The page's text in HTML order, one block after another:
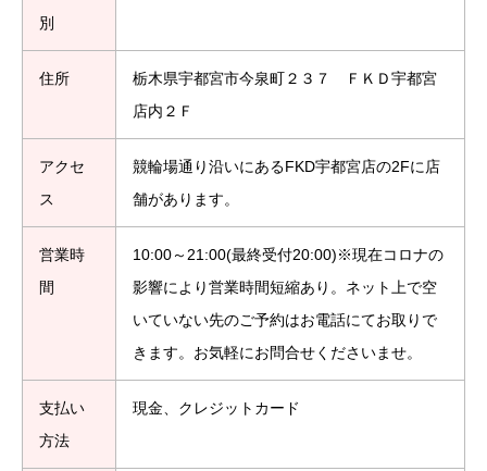
別
住所
栃木県宇都宮市今泉町２３７ ＦＫＤ宇都宮
店内２Ｆ
アクセ
ス
競輪場通り沿いにあるFKD宇都宮店の2Fに店
舗があります。
営業時
間
10:00～21:00(最終受付20:00)※現在コロナの
影響により営業時間短縮あり。ネット上で空
いていない先のご予約はお電話にてお取りで
きます。お気軽にお問合せくださいませ。
支払い
方法
現金、クレジットカード